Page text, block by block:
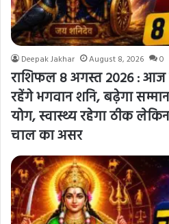
Deepak Jakhar August 8, 2026 0
राशिफल 8 अगस्त 2026 : आज
रहेंगे भगवान शनि, बढ़ेगा
योग, स्वास्थ्य रहेगा ठीक
चाल का असर